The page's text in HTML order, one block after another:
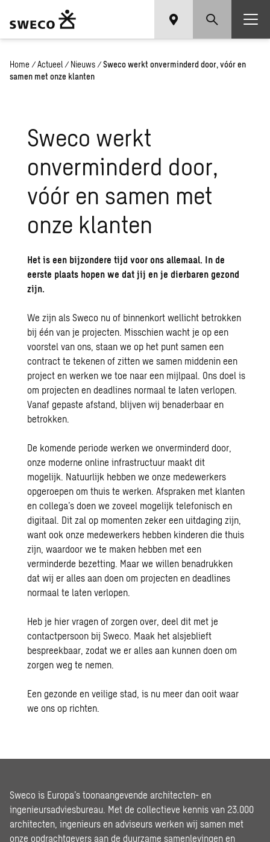
Home / Actueel / Nieuws / Sweco werkt onverminderd door, vóór en
samen met onze klanten
Sweco werkt
onverminderd door,
vóór en samen met
onze klanten
Het is een bijzondere tijd voor ons allemaal. In de
eerste plaats hopen we dat jij en je dierbaren gezond
zijn.
We zijn als Sweco nu of binnenkort wellicht betrokken
bijéén van je projecten. Misschien wacht je op een
voorstel van ons, staan we op het punt samen een
contract te tekenen of zitten we samen middenin een
project en werken we toe naar een mijlpaal. Ons doel is
om projecten en deadlines normaal te laten verlopen.
Vanaf gepaste afstand, blijven wij benaderbaar en
betrokken.
De komende periodewerken we onverminderd door,
onze moderne online infrastructuur maaktdit
mogelijk. Natuurlijk hebben we onze medewerkers
opgeroepen om thuis te werken. Afspraken met klanten
en collega’s doen we zoveel mogelijk telefonisch en
digitaal. Dit zal op momenten zeker een uitdaging zijn,
want ook onze medewerkers hebben kinderen die thuis
zijn, waardoor wete maken hebben met een
verminderde bezetting. Maar we willen benadrukken
dat wij er alles aan doen om projecten en deadlines
normaal te laten verlopen.
Heb je hier vragen of zorgen over, deel dit met je
contactpersoon bij Sweco. Maak het alsjeblieft
bespreekbaar, zodat we er alles aan kunnen doen om
zorgen weg te nemen.
Een gezonde en veilige stad, is nu meer dan ooit waar
we ons op richten.
Sweco is Europa’s toonaangevende architecten- en
ingenieursadviesbureau. Met de collectieve kennis van 23.000
architecten, ingenieurs en adviseurs werken wij samen met
onze opdrachtgevers aan de duurzame samenlevingen en